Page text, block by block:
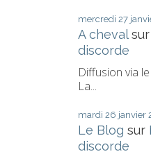
mercredi 27
A chevalsur
discorde
Diffusion via
La...
mardi 26 janvier
Le Blog sur
discorde